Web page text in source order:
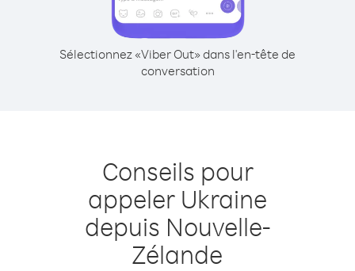
Sélectionnez «Viber Out» dans l'en-tête de
conversation
Conseils pour
appeler Ukraine
depuis Nouvelle-
Zélande